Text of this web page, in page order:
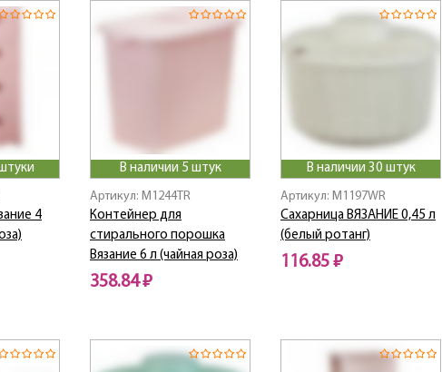
4
В наличии 5 штук
Артикул: M1244TR
Контейнер для
стирального порошка
Вязание 6 л (чайная роза)
358.84 ₽
В наличии 30 штук
Артикул: M1197WR
Сахарница ВЯЗАНИЕ 0,45 л
(белый ротанг)
116.85 ₽